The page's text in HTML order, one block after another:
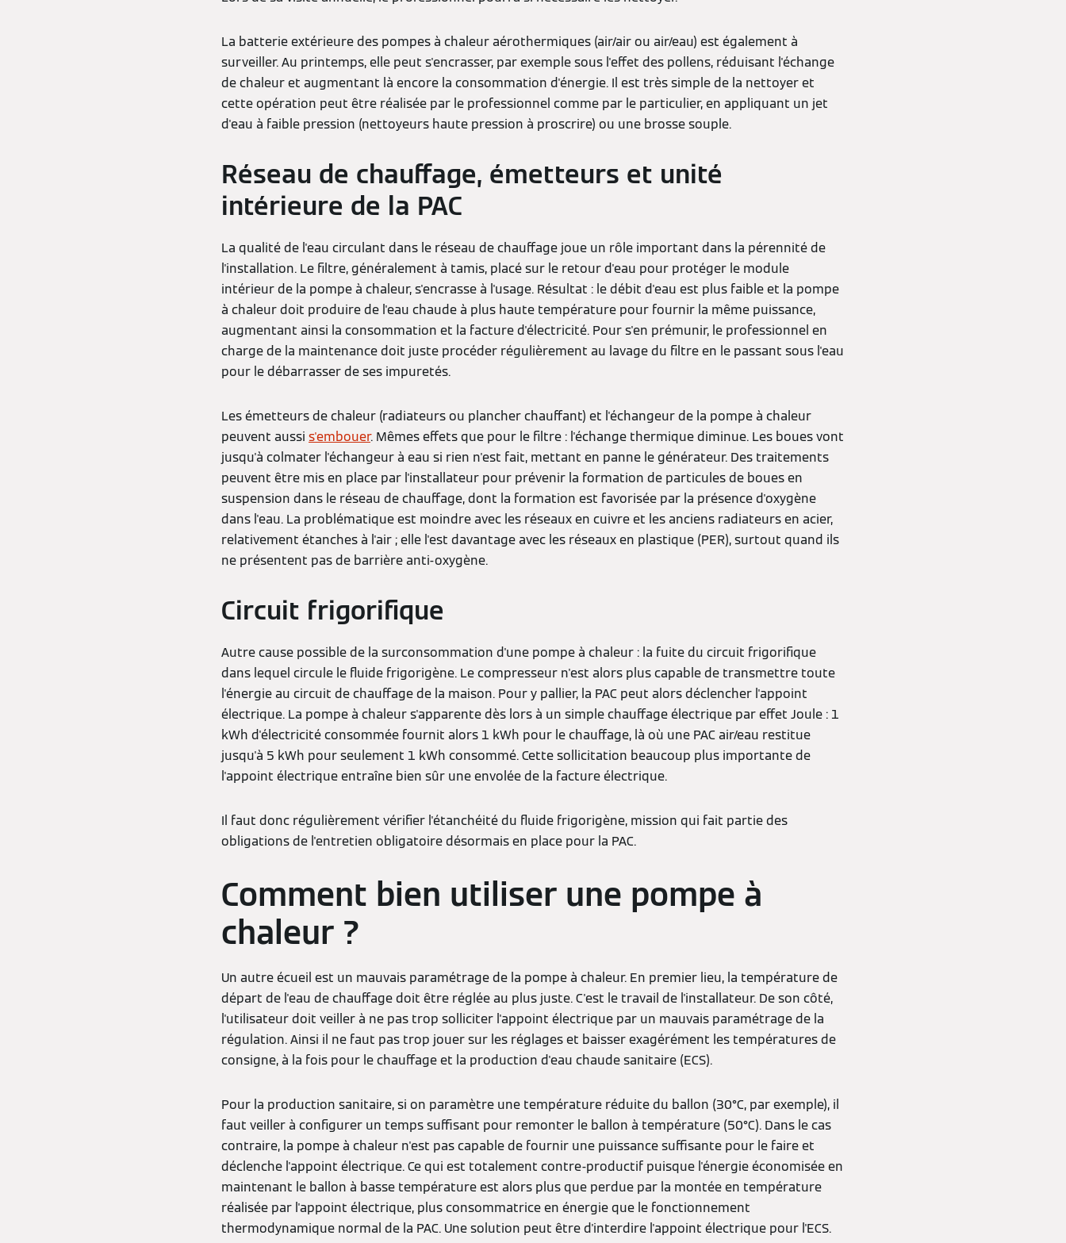
La batterie extérieure des pompes à chaleur aérothermiques (air/air ou air/eau) est également à
surveiller. Au printemps, elle peut s'encrasser, par exemple sous l'effet des pollens, réduisant l'échange
de chaleur et augmentant là encore la consommation d'énergie. Il est très simple de la nettoyer et
cette opération peut être réalisée par le professionnel comme par le particulier, en appliquant un jet
d'eau à faible pression (nettoyeurs haute pression à proscrire) ou une brosse souple.
Réseau de chauffage, émetteurs et unité
intérieure de la PAC
La qualité de l'eau circulant dans le réseau de chauffage joue un rôle important dans la pérennité de
l'installation. Le filtre, généralement à tamis, placé sur le retour d'eau pour protéger le module
intérieur de la pompe à chaleur, s'encrasse à l'usage. Résultat : le débit d'eau est plus faible et la pompe
à chaleur doit produire de l'eau chaude à plus haute température pour fournir la même puissance,
augmentant ainsi la consommation et la facture d'électricité. Pour s'en prémunir, le professionnel en
charge de la maintenance doit juste procéder régulièrement au lavage du filtre en le passant sous l'eau
pour le débarrasser de ses impuretés.
Les émetteurs de chaleur (radiateurs ou plancher chauffant) et l'échangeur de la pompe à chaleur
peuvent aussi s'embouer. Mêmes effets que pour le filtre : l'échange thermique diminue. Les boues vont
jusqu'à colmater l'échangeur à eau si rien n'est fait, mettant en panne le générateur. Des traitements
peuvent être mis en place par l'installateur pour prévenir la formation de particules de boues en
suspension dans le réseau de chauffage, dont la formation est favorisée par la présence d'oxygène
dans l'eau. La problématique est moindre avec les réseaux en cuivre et les anciens radiateurs en acier,
relativement étanches à l'air ; elle l'est davantage avec les réseaux en plastique (PER), surtout quand ils
ne présentent pas de barrière anti-oxygène.
Circuit frigorifique
Autre cause possible de la surconsommation d'une pompe à chaleur : la fuite du circuit frigorifique
dans lequel circule le fluide frigorigène. Le compresseur n'est alors plus capable de transmettre toute
l'énergie au circuit de chauffage de la maison. Pour y pallier, la PAC peut alors déclencher l'appoint
électrique. La pompe à chaleur s'apparente dès lors à un simple chauffage électrique par effet Joule : 1
kWh d'électricité consommée fournit alors 1 kWh pour le chauffage, là où une PAC air/eau restitue
jusqu'à 5 kWh pour seulement 1 kWh consommé. Cette sollicitation beaucoup plus importante de
l'appoint électrique entraîne bien sûr une envolée de la facture électrique.
Il faut donc régulièrement vérifier l'étanchéité du fluide frigorigène, mission qui fait partie des
obligations de l'entretien obligatoire désormais en place pour la PAC.
Comment bien utiliser une pompe à
chaleur ?
Un autre écueil est un mauvais paramétrage de la pompe à chaleur. En premier lieu, la température de
départ de l'eau de chauffage doit être réglée au plus juste. C'est le travail de l'installateur. De son côté,
l'utilisateur doit veiller à ne pas trop solliciter l'appoint électrique par un mauvais paramétrage de la
régulation. Ainsi il ne faut pas trop jouer sur les réglages et baisser exagérément les températures de
consigne, à la fois pour le chauffage et la production d'eau chaude sanitaire (ECS).
Pour la production sanitaire, si on paramètre une température réduite du ballon (30°C, par exemple), il
faut veiller à configurer un temps suffisant pour remonter le ballon à température (50°C). Dans le cas
contraire, la pompe à chaleur n'est pas capable de fournir une puissance suffisante pour le faire et
déclenche l'appoint électrique. Ce qui est totalement contre-productif puisque l'énergie économisée en
maintenant le ballon à basse température est alors plus que perdue par la montée en température
réalisée par l'appoint électrique, plus consommatrice en énergie que le fonctionnement
thermodynamique normal de la PAC. Une solution peut être d'interdire l'appoint électrique pour l'ECS.